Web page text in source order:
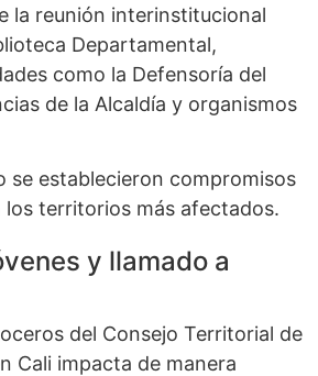
la reunión interinstitucional
Departamental,
como la Defensoría del
de la Alcaldía y organismos
se establecieron compromisos
territorios más afectados.
y llamado a
del Consejo Territorial de
Cali impacta de manera